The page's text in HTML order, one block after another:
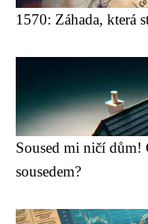
1570: Záhada, která
Soused mi ničí dům!
sousedem?